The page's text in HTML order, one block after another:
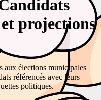
projections
aux élections municipales
référencés avec leurs
politiques.